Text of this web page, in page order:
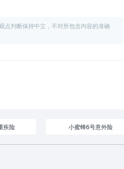
点判断保持中立，不对所包含内容的准确
疾险 小蜜蜂6号意外险